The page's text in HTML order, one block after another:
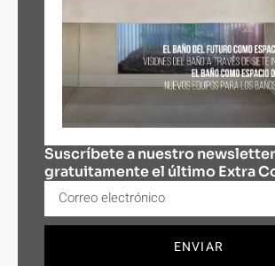
Suscríbete a nuestro
gratuitamente el último Extra
ENVIAR